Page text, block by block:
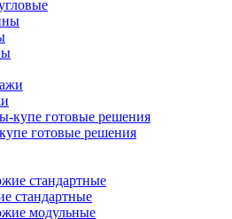
готовые решения
стандартные